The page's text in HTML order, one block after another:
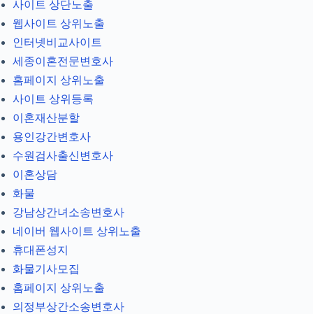
사이트 상단노출
웹사이트 상위노출
인터넷비교사이트
세종이혼전문변호사
홈페이지 상위노출
사이트 상위등록
이혼재산분할
용인강간변호사
수원검사출신변호사
이혼상담
화물
강남상간녀소송변호사
네이버 웹사이트 상위노출
휴대폰성지
화물기사모집
홈페이지 상위노출
의정부상간소송변호사